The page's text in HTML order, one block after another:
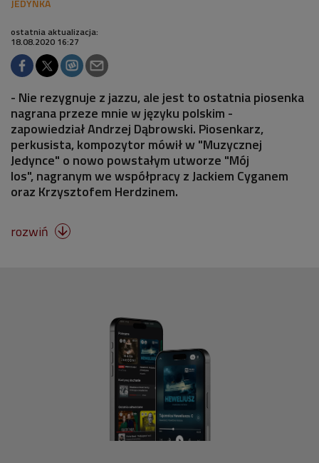
ostatnia aktualizacja:
18.08.2020 16:27
- Nie rezygnuje z jazzu, ale jest to ostatnia piosenka
nagrana przeze mnie w języku polskim -
zapowiedział Andrzej Dąbrowski. Piosenkarz,
perkusista, kompozytor mówił w "Muzycznej
Jedynce" o nowo powstałym utworze "Mój
los", nagranym we współpracy z Jackiem Cyganem
oraz Krzysztofem Herdzinem.
rozwiń 